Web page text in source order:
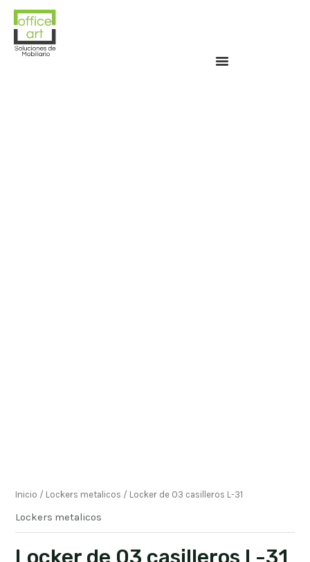
Inicio / Lockers metalicos / Locker de 03 casilleros L-31
Lockers metalicos